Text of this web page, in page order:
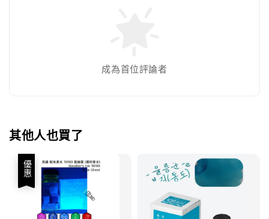
成為首位評論者
其他人也買了
優惠